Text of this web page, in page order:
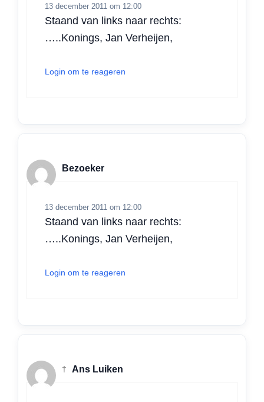
13 december 2011 om 12:00
Staand van links naar rechts:
…..Konings, Jan Verheijen,
Login om te reageren
Bezoeker
13 december 2011 om 12:00
Staand van links naar rechts:
…..Konings, Jan Verheijen,
Login om te reageren
† Ans Luiken